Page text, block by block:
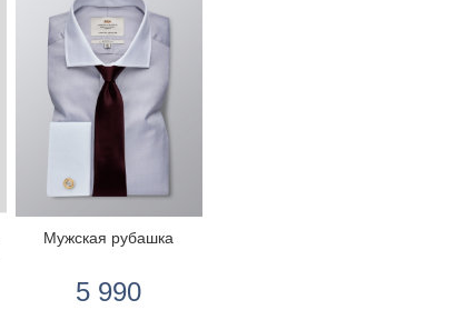
Мужская рубашка
5 990